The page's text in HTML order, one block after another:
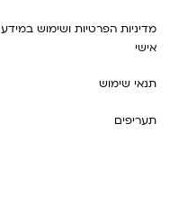
מדיניות הפרטיות ושימוש במידע
אישי
תנאי שימוש
תעריפים